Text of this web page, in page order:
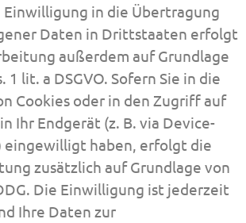
Einwilligung in die Übertragung
Daten in Drittstaaten erfolgt
außerdem auf Grundlage
1 lit. a DSGVO. Sofern Sie in die
Cookies oder in den Zugriff auf
Ihr Endgerät (z. B. via Device-
eingewilligt haben, erfolgt die
zusätzlich auf Grundlage von
Die Einwilligung ist jederzeit
Ihre Daten zur